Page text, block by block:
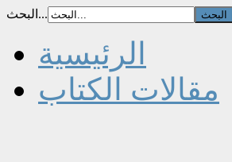
البحث...
الرئيسية
مقالات الكتاب